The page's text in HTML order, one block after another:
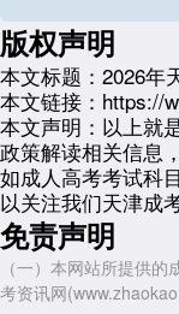
定)，考生需根据所报专
缴费方式： 通过网
费，无需现场确认。逾
三、2026年天津农
2026年天津成人高考
考生顺利完成报名，天
点击进入【2026
间，请第一时间登录天
志愿—网上缴费”的步
四、2026年报考政策
版权声明
本文标题： 2026年
本文链接： https://
本文声明： 以上就
政策解读相关信息
如成人高考考试科
以关注我们天津成
免责声明
（一）本网站所提供
考资讯网